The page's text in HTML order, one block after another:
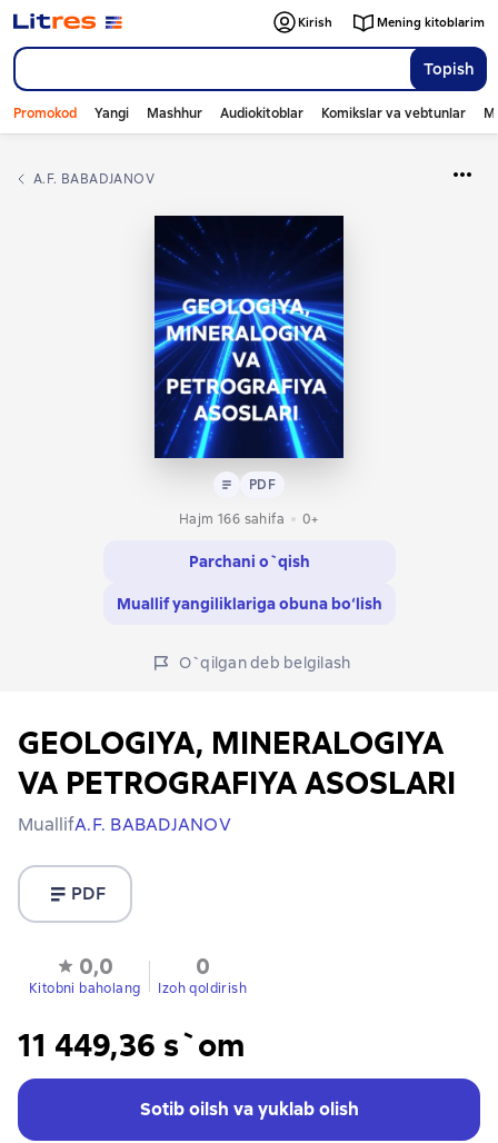
Topish
Kirish Mening kitoblarim
Promokod Yangi Mashhur Audiokitoblar Komikslar va vebtunlar
A.F. BABADJANOV
Matn PDF
PDF
Hajm 166 sahifa
0+
Parchani o`qish
Muallif yangiliklariga obuna bo‘lish
O`qilgan deb belgilash
GEOLOGIYA, MINERALOGIYA
VA PETROGRAFIYA ASOSLARI
MuallifA.F. BABADJANOV
PDF
0,0
Kitobni baholang
0
Izoh qoldirish
11 449,36 s`om
Sotib oilsh va yuklab olish